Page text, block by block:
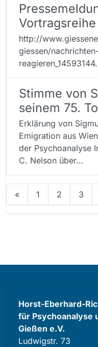
http://
giessen/
Stimme von
seinem 75.
Erklärung von
Emigration aus
der Psychoanalyse
C. Nelson über…
« 1 2 3
Horst-Eberhard-
für Psychoanalyse
Gießen e.V.
Ludwigstr. 73